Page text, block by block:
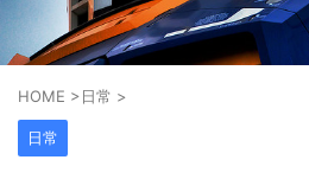
HOME >日常 >
日常